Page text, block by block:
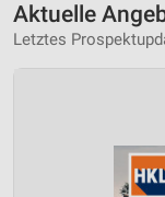
Aktuelle
Letztes